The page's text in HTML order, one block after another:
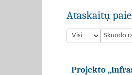
Ataskaitų
Projekto